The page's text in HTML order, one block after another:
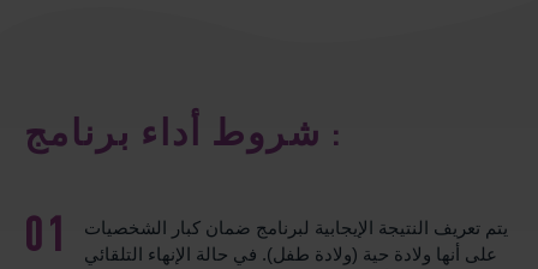
شروط أداء برنامج :
يتم تعريف النتيجة الإيجابية لبرنامج ضمان كبار الشخصيات
على أنها ولادة حية (ولادة طفل). في حالة الإنهاء التلقائي